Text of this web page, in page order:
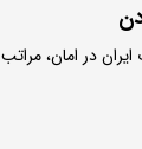
ایران در امان،